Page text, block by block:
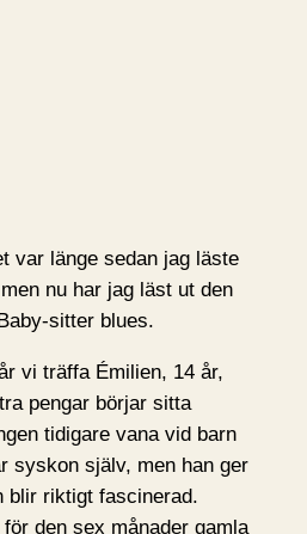
var länge sedan jag läste
nu har jag läst ut den
sitter blues.
vi träffa Émilien, 14 år,
pengar börjar sitta
tidigare vana vid barn
syskon själv, men han ger
blir riktigt fascinerad.
den sex månader gamla